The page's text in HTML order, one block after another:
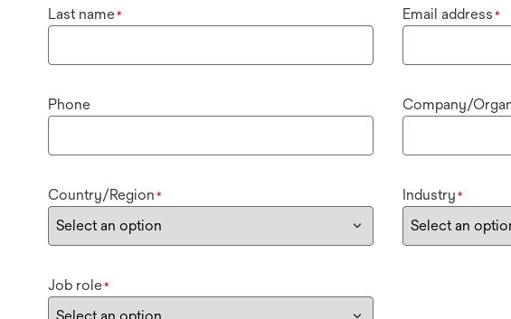
Last name* Email address *
Phone Company/
Country/Region * Industry *
Job role*